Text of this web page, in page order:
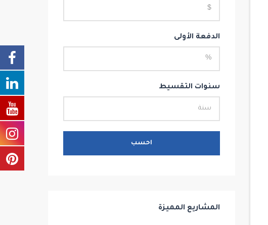
الدفعة الأولى
سنوات التقسيط
احسب
المشاريع المميزة